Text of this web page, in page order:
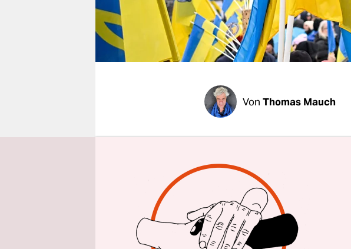
unterstützen
abo
genossenschaft
Von Thomas Mauch
Für Fans von Prognosen,
Zukunft sind das in Berlin
mit der
bekanntermaßen nötig
eigentlichen Wahl 2021
Berliner Chaoswahl eben